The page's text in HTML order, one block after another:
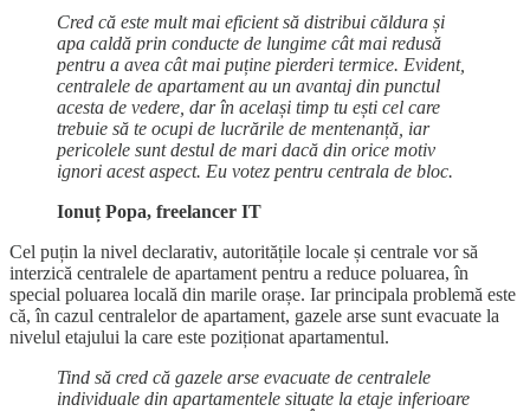
Cred că este mult mai eficient să distribui căldura și
apa caldă prin conducte de lungime cât mai redusă
pentru a avea cât mai puține pierderi termice. Evident,
centralele de apartament au un avantaj din punctul
acesta de vedere, dar în același timp tu ești cel care
trebuie să te ocupi de lucrările de mentenanță, iar
pericolele sunt destul de mari dacă din orice motiv
ignori acest aspect. Eu votez pentru centrala de bloc.
Ionuț Popa, freelancer IT
Cel puțin la nivel declarativ, autoritățile locale și centrale vor să
interzică centralele de apartament pentru a reduce poluarea, în
special poluarea locală din marile orașe. Iar principala problemă este
că, în cazul centralelor de apartament, gazele arse sunt evacuate la
nivelul etajului la care este poziționat apartamentul.
Tind să cred că gazele arse evacuate de centralele
individuale din apartamentele situate la etaje inferioare